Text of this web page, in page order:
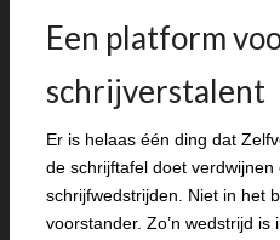
Een platform
schrijverstalent
Er is helaas één ding dat
de schrijftafel doet
schrijfwedstrijden. Niet in het
voorstander. Zo’n wedstrijd